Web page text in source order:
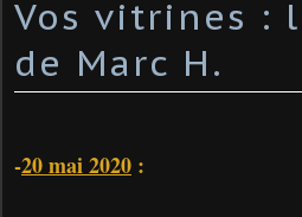
Vos vitrines :
de Marc H.
-20 mai 2020 :